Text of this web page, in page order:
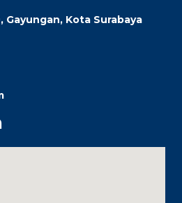
Gayungan, Kota Surabaya